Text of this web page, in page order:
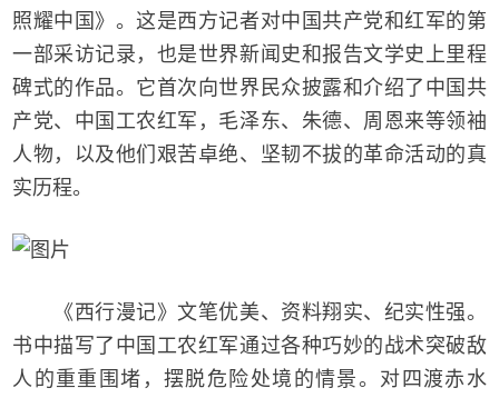
照耀中国》。这是西方记者对中国共产党和红军的第
一部采访记录，也是世界新闻史和报告文学史上里程
碑式的作品。它首次向世界民众披露和介绍了中国共
产党、中国工农红军，毛泽东、朱德、周恩来等领袖
人物，以及他们艰苦卓绝、坚韧不拔的革命活动的真
实历程。
《西行漫记》文笔优美、资料翔实、纪实性强。
书中描写了中国工农红军通过各种巧妙的战术突破敌
人的重重围堵，摆脱危险处境的情景。对四渡赤水